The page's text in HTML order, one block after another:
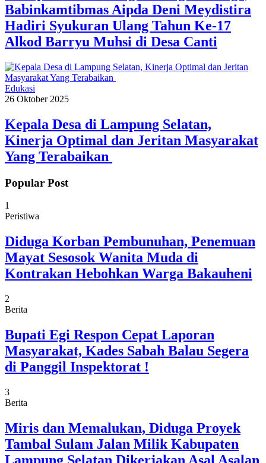
Babinkamtibmas Aipda Deni Meydistira
Hadiri Syukuran Ulang Tahun Ke-17
Alkod Barryu Muhsi di Desa Canti
Edukasi
26 Oktober 2025
Kepala Desa di Lampung Selatan,
Kinerja Optimal dan Jeritan Masyarakat
Yang Terabaikan ‎
Popular Post
1
Peristiwa
Diduga Korban Pembunuhan, Penemuan
Mayat Sesosok Wanita Muda di
Kontrakan Hebohkan Warga Bakauheni
2
Berita
Bupati Egi Respon Cepat Laporan
Masyarakat, Kades Sabah Balau Segera
di Panggil Inspektorat !
3
Berita
Miris dan Memalukan, Diduga Proyek
Tambal Sulam Jalan Milik Kabupaten